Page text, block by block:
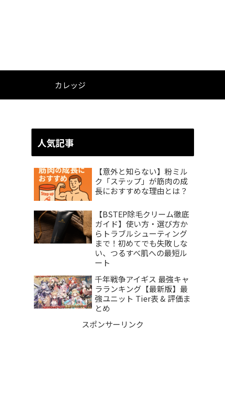
カレッジ
人気記事
【意外と知らない】粉ミル
ク「ステップ」が筋肉の成
長におすすめな理由とは？
【BSTEP除毛クリーム徹底
ガイド】使い方・選び方か
らトラブルシューティング
まで！初めてでも失敗しな
い、つるすべ肌への最短ル
ート
千年戦争アイギス 最強キャ
ラランキング【最新版】最
強ユニット Tier表 & 評価ま
とめ
スポンサーリンク